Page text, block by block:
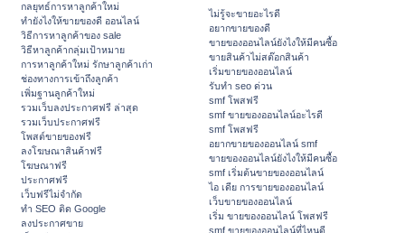
กลยุทธ์การหาลูกค้าใหม่
ทํายังไงให้ขายของดี ออนไลน์
วิธีการหาลูกค้าของ sale
วิธีหาลูกค้ากลุ่มเป้าหมาย
การหาลูกค้าใหม่ รักษาลูกค้าเก่า
ช่องทางการเข้าถึงลูกค้า
เพิ่มฐานลูกค้าใหม่
รวมเว็บลงประกาศฟรี ล่าสุด
รวมเว็บประกาศฟรี
โพสต์ขายของฟรี
ลงโฆษณาสินค้าฟรี
โฆษณาฟรี
ประกาศฟรี
เว็บฟรีไม่จำกัด
ทำ SEO ติด Google
ลงประกาศขาย
ไม่รู้จะขายอะไรดี
อยากขายของดี
ขายของออนไลน์ยังไงให้มีคนซื้อ
ขายสินค้าไม่สต๊อกสินค้า
เริ่มขายของออนไลน์
รับทำ seo ด่วน
smf โพสฟรี
smf ขายของออนไลน์อะไรดี
smf โพสฟรี
อยากขายของออนไลน์ smf
ขายของออนไลน์ยังไงให้มีคนซื้อ
smf เริ่มต้นขายของออนไลน์
ไอ เดีย การขายของออนไลน์
เว็บขายของออนไลน์
เริ่ม ขายของออนไลน์ โพสฟรี
smf ขายของออนไลน์ที่ไหนดี